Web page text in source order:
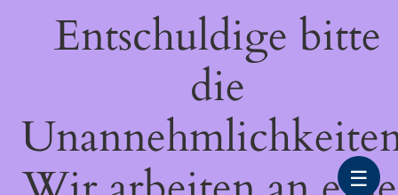
Entschuldige bitte
die
☰